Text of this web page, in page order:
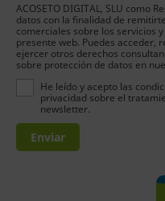
ACOSETO DIGITAL, SLU como
datos con la finalidad de
comerciales sobre los servicios
presente web. Puedes acceder,
ejercer otros derechos
sobre protección de datos en
He leído y acepto las
privacidad sobre el
newsletter.
Enviar